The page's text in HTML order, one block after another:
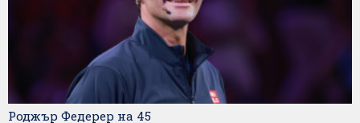
Роджър Федерер на 45